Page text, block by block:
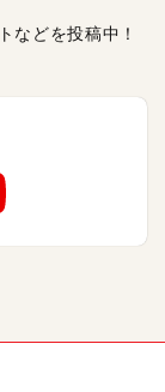
などを投稿中！